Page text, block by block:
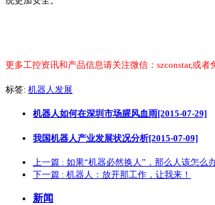
更多工控资讯和产品信息请关注微信：szconstar,或
标签: 机器人发展
机器人如何在深圳市场腥风血雨[2015-07-29]
我国机器人产业发展状况分析[2015-07-09]
上一篇 : 如果“机器必然换人”，那么人该怎么
下一篇 : 机器人：放开那工作，让我来！
新闻